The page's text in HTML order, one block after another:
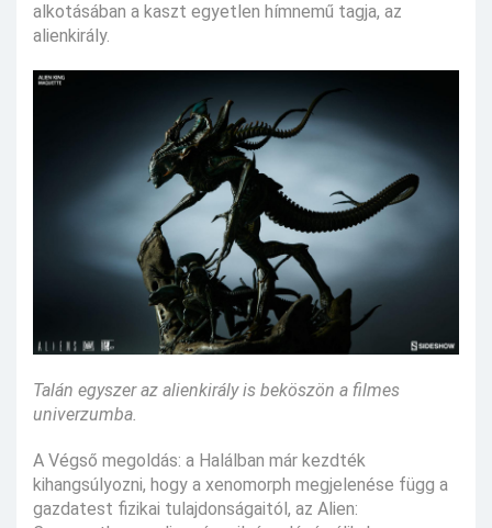
alkotásában a kaszt egyetlen hímnemű tagja, az
alienkirály.
Talán egyszer az alienkirály is beköszön a filmes
univerzumba.
A Végső megoldás: a Halálban már kezdték
kihangsúlyozni, hogy a xenomorph megjelenése függ a
gazdatest fizikai tulajdonságaitól, az Alien: